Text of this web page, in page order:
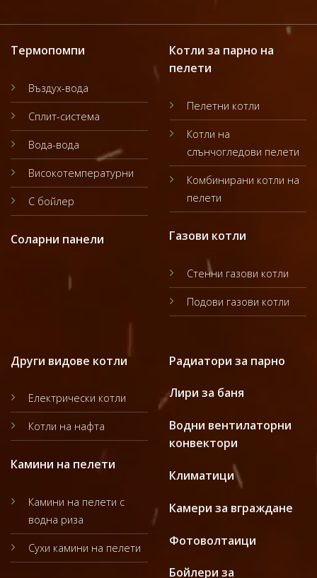
Термопомпи
Въздух-вода
Сплит-система
Вода-вода
Високотемпературни
С бойлер
Соларни панели
Котли за парно на
пелети
Пелетни котли
Котли на
слънчогледови пелети
Комбинирани котли на
пелети
Газови котли
Стенни газови котли
Подови газови котли
Други видове котли
Електрически котли
Котли на нафта
Камини на пелети
Камини на пелети с
водна риза
Сухи камини на пелети
Радиатори за парно
Лири за баня
Водни вентилаторни
конвектори
Климатици
Камери за вграждане
Фотоволтаици
Бойлери за